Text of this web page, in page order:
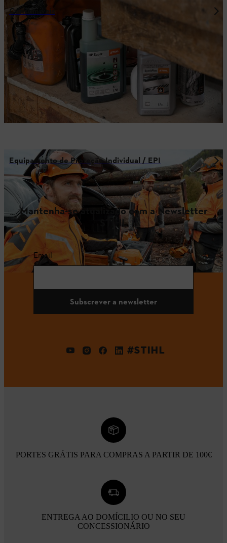
Consumíveis
Equipamento de Proteção Individual / EPI
Mantenha-se atualizado com a Newsletter
STIHL
Email
Subscrever a newsletter
#STIHL
PORTES GRÁTIS PARA COMPRAS A PARTIR DE 100€
ENTREGA AO DOMÍCILIO OU NO SEU
CONCESSIONÁRIO